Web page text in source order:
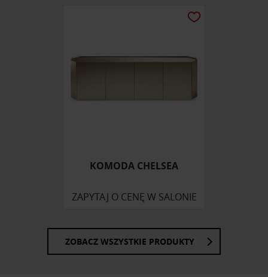
KOMODA CHELSEA
ZAPYTAJ O CENĘ W SALONIE
ZOBACZ WSZYSTKIE PRODUKTY